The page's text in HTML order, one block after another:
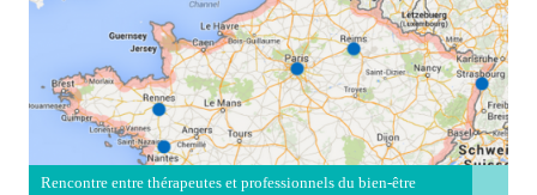
Rencontre entre thérapeutes et professionnels du bien-être